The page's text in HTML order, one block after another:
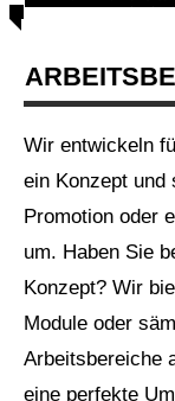
Wir entwickeln
ein Konzept und
Promotion oder
um. Haben Sie
Konzept? Wir
Module oder
Arbeitsbereiche
eine perfekte